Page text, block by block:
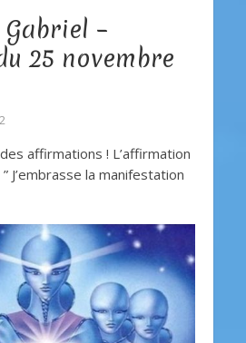
–
25 novembre
affirmations ! L’affirmation
” J’embrasse la manifestation